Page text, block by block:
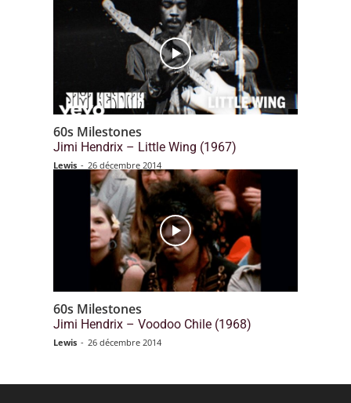
60s Milestones
Jimi Hendrix – Little Wing (1967)
Lewis - 26 décembre 2014
60s Milestones
Jimi Hendrix – Voodoo Chile (1968)
Lewis - 26 décembre 2014